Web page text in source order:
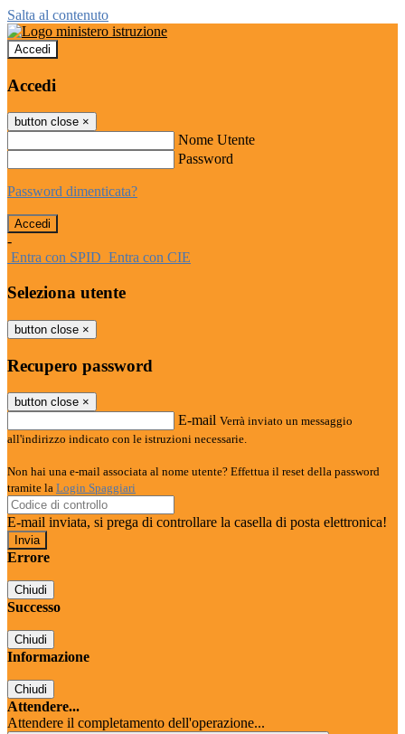
Salta al contenuto
Accedi
Accedi
button close ×
Nome Utente
Password
Password dimenticata?
-
Entra con SPID Entra con CIE
Seleziona utente
button close ×
Recupero password
button close ×
E-mail Verrà inviato un messaggio
all'indirizzo indicato con le istruzioni necessarie.
Non hai una e-mail associata al nome utente? Effettua il reset della password
tramite la Login Spaggiari
E-mail inviata, si prega di controllare la casella di posta elettronica!
Errore
Chiudi
Successo
Chiudi
Informazione
Chiudi
Attendere...
Attendere il completamento dell'operazione...